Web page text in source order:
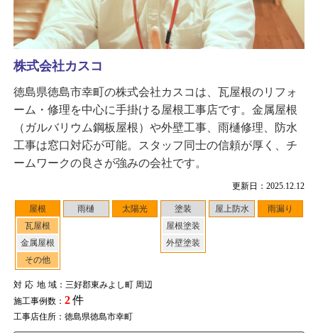
更新日：2025.12.12
屋根
瓦屋根
金属屋根
その他
雨樋 太陽光
塗装
屋根塗装
外壁塗装
屋上防水 雨漏り
対応地域：三好郡東みよし町 周辺
施工事例数： 2件
工事店住所：徳島県徳島市幸町
株式会社カスコ
徳島県徳島市幸町の株式会社カスコは、瓦屋根のリフォ
ーム・修理を中心に手掛ける屋根工事店です。金属屋根
（ガルバリウム鋼板屋根）や外壁工事、雨樋修理、防水
工事は窓口対応が可能。スタッフ同士の信頼が厚く、チ
ームワークの良さが強みの会社です。